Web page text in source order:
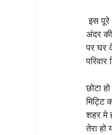
इस पूरे
अंदर
पर घर
छोटा
मिट्टि
शहर मे
‎तेरा हो